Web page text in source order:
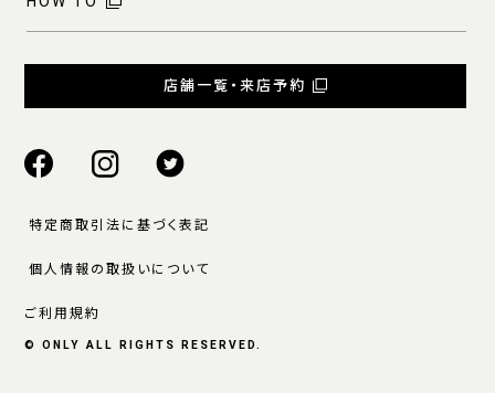
店舗一覧・来店予約
特定商取引法に基づく表記
個人情報の取扱いについて
ご利用規約
© ONLY ALL RIGHTS RESERVED.